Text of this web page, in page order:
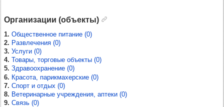
Организации (объекты)
1. Общественное питание (0)
2. Развлечения (0)
3. Услуги (0)
4. Товары, торговые объекты (0)
5. Здравоохранение (0)
6. Красота, парикмахерские (0)
7. Спорт и отдых (0)
8. Ветеринарные учреждения, аптеки (0)
9. Связь (0)